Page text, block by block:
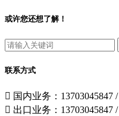
或许您还想了解！
联系方式
 国内业务：13703045847
 出口业务：13703045847